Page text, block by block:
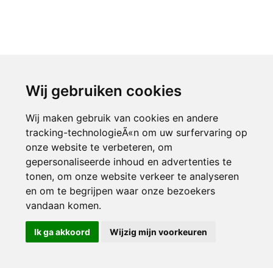
Wij gebruiken cookies
Wij maken gebruik van cookies en andere
tracking-technologieÃ«n om uw surfervaring op
onze website te verbeteren, om
gepersonaliseerde inhoud en advertenties te
tonen, om onze website verkeer te analyseren
en om te begrijpen waar onze bezoekers
vandaan komen.
Ik ga akkoord Wijzig mijn voorkeuren